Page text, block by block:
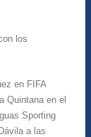
los
en FIFA
Quintana en el
Sporting
a las